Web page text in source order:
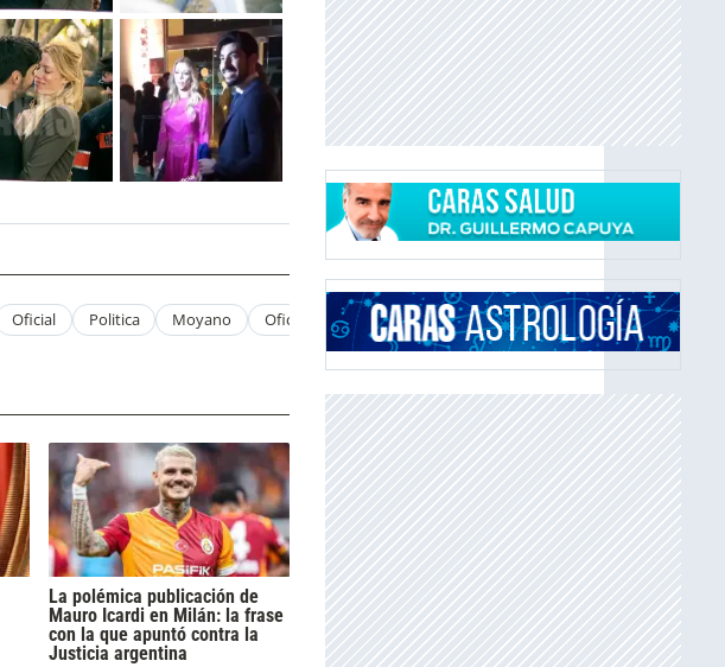
Oficial Politica Moyano Oficializacion
La polémica publicación de
Mauro Icardi en Milán: la frase
con la que apuntó contra la
Justicia argentina